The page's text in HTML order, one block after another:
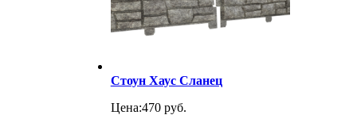
Стоун Хаус Сланец
Цена:470 руб.